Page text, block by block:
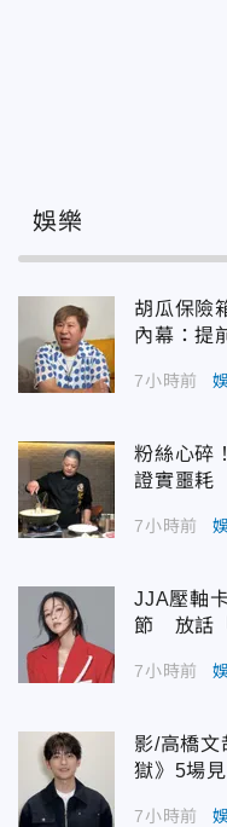
娛樂
胡瓜保險
內幕：提
7小時前
粉絲心碎
證實噩耗
7小時前
JJA壓軸
節 放話
7小時前
影/高橋文
獄》5場
7小時前